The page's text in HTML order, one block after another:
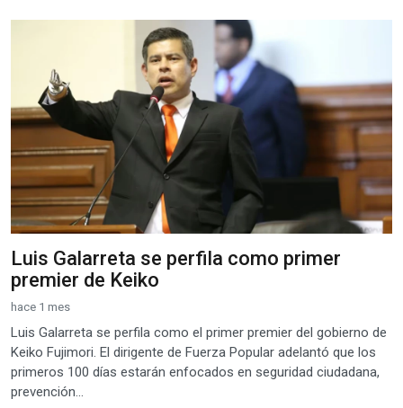
Luis Galarreta se perfila como primer
premier de Keiko
hace 1 mes
Luis Galarreta se perfila como el primer premier del gobierno de
Keiko Fujimori. El dirigente de Fuerza Popular adelantó que los
primeros 100 días estarán enfocados en seguridad ciudadana,
prevención...